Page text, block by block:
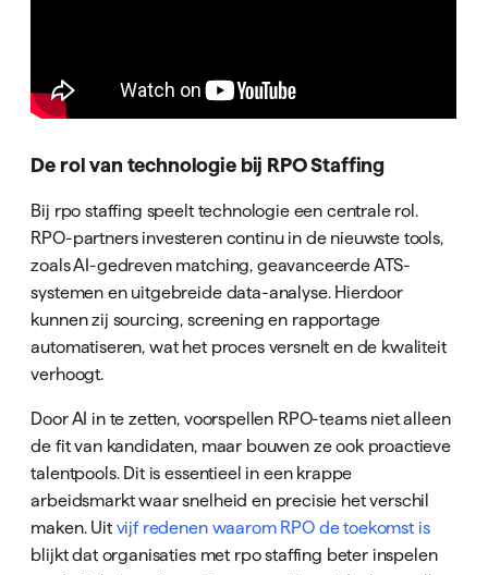
De rol van technologie bij RPO Staffing
Bij rpo staffing speelt technologie een centrale rol.
RPO-partners investeren continu in de nieuwste tools,
zoals AI-gedreven matching, geavanceerde ATS-
systemen en uitgebreide data-analyse. Hierdoor
kunnen zij sourcing, screening en rapportage
automatiseren, wat het proces versnelt en de kwaliteit
verhoogt.
Door AI in te zetten, voorspellen RPO-teams niet alleen
de fit van kandidaten, maar bouwen ze ook proactieve
talentpools. Dit is essentieel in een krappe
arbeidsmarkt waar snelheid en precisie het verschil
maken. Uit vijf redenen waarom RPO de toekomst is
blijkt dat organisaties met rpo staffing beter inspelen